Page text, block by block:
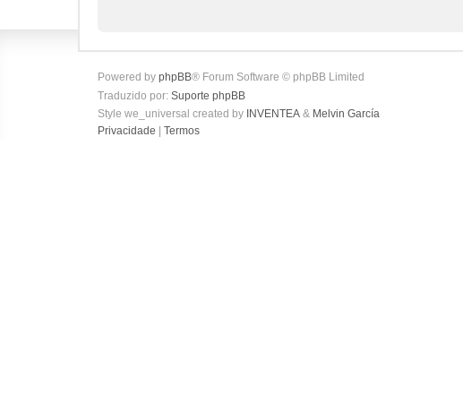
Powered by phpBB® Forum Software © phpBB Limited
Traduzido por: Suporte phpBB
Style we_universal created by INVENTEA & Melvin García
Privacidade
Termos